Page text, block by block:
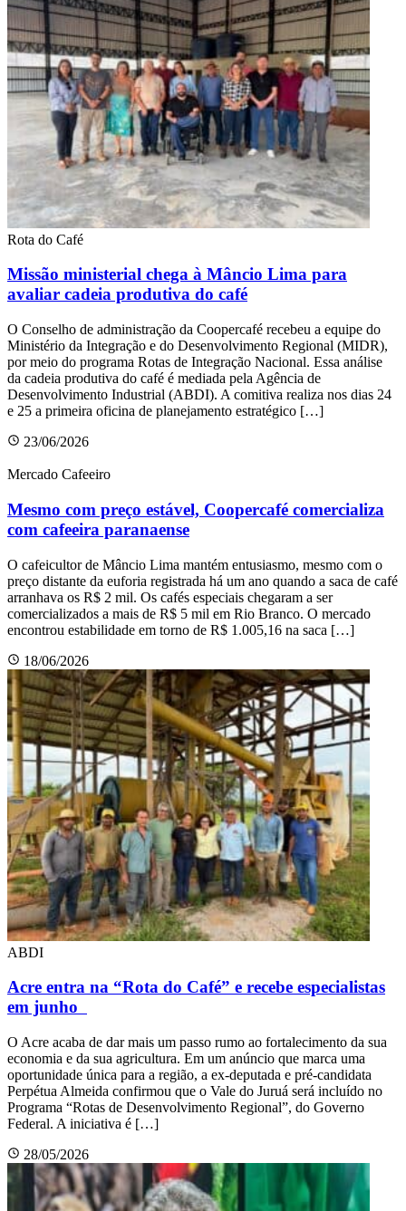
Rota do Café
Missão ministerial chega à Mâncio Lima para
avaliar cadeia produtiva do café
O Conselho de administração da Coopercafé recebeu a equipe do
Ministério da Integração e do Desenvolvimento Regional (MIDR),
por meio do programa Rotas de Integração Nacional. Essa análise
da cadeia produtiva do café é mediada pela Agência de
Desenvolvimento Industrial (ABDI). A comitiva realiza nos dias 24
e 25 a primeira oficina de planejamento estratégico […]
23/06/2026
Mercado Cafeeiro
Mesmo com preço estável, Coopercafé comercializa
com cafeeira paranaense
O cafeicultor de Mâncio Lima mantém entusiasmo, mesmo com o
preço distante da euforia registrada há um ano quando a saca de café
arranhava os R$ 2 mil. Os cafés especiais chegaram a ser
comercializados a mais de R$ 5 mil em Rio Branco. O mercado
encontrou estabilidade em torno de R$ 1.005,16 na saca […]
18/06/2026
ABDI
Acre entra na “Rota do Café” e recebe especialistas
em junho
O Acre acaba de dar mais um passo rumo ao fortalecimento da sua
economia e da sua agricultura. Em um anúncio que marca uma
oportunidade única para a região, a ex-deputada e pré-candidata
Perpétua Almeida confirmou que o Vale do Juruá será incluído no
Programa “Rotas de Desenvolvimento Regional”, do Governo
Federal. A iniciativa é […]
28/05/2026